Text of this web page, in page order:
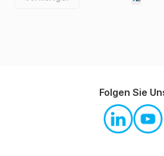
Folgen Sie